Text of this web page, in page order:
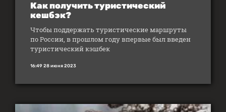
Как получить туристический
кешбэк?
Чтобы поддержать туристические маршруты
по России, в прошлом году впервые был введен
туристический кэшбек
16:49 28 июня 2023